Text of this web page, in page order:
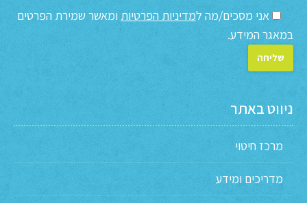
אני מסכים/מה למדיניות הפרטיות ומאשר שמירת הפרטים
במאגר המידע.
ניווט באתר
מרכז חיטוי
מדריכים ומידע